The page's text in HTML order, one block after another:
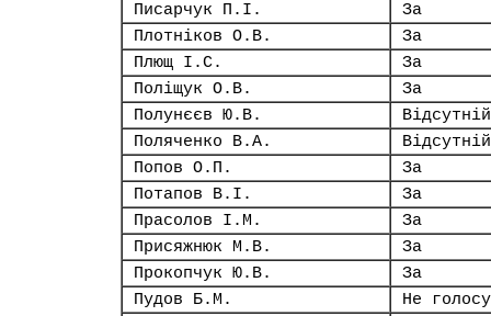
Писарчук П.І.
За
Плотніков О.В.
За
Плющ І.С.
За
Поліщук О.В.
За
Полунєєв Ю.В.
Відсутній
Поляченко В.А.
Відсутній
Попов О.П.
За
Потапов В.І.
За
Прасолов І.М.
За
Присяжнюк М.В.
За
Прокопчук Ю.В.
За
Пудов Б.М.
Не